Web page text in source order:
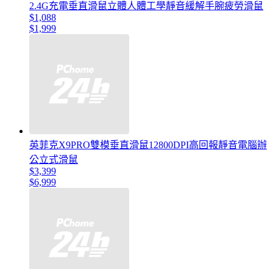
2.4G充電垂直滑鼠立體人體工學靜音緩解手腕疲勞滑鼠
$1,088
$1,999
英菲克X9PRO雙模垂直滑鼠12800DPI高回報靜音電腦辦
公立式滑鼠
$3,399
$6,999